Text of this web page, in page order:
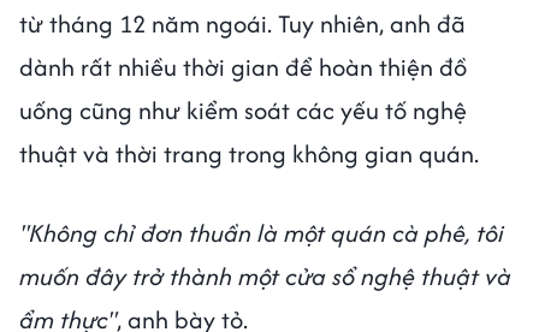
từ tháng 12 năm ngoái. Tuy nhiên, anh đã
dành rất nhiều thời gian để hoàn thiện đồ
uống cũng như kiểm soát các yếu tố nghệ
thuật và thời trang trong không gian quán.
"Không chỉ đơn thuần là một quán cà phê, tôi
muốn đây trở thành một cửa sổ nghệ thuật và
ẩm thực", anh bày tỏ.